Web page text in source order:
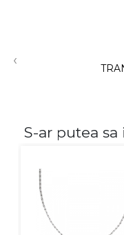
18K
Cu pietre
Diamante
‹
S-ar putea sa